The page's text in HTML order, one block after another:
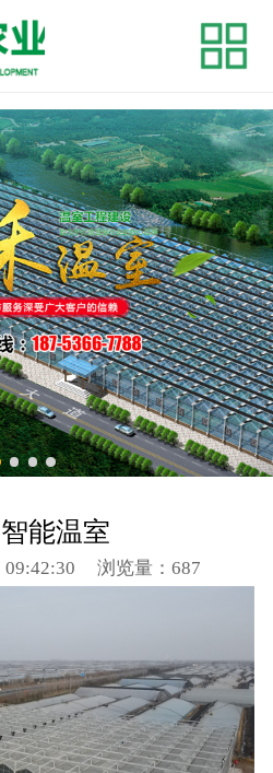
产品展示
工程案例
新闻资讯
联系我们
能温室
浏览量：687